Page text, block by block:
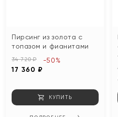
Пирсинг из золота с
топазом и фианитами
34 720 ₽
17 360 ₽
-50%
КУПИТЬ